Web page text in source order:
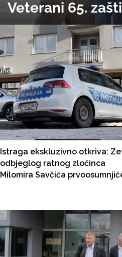
Veterani 65.
jedinice koja je
u Srebrenici, u
komandant
bjekstvu!
Istraga ekskluzivno otkriva:
odbjeglog ratnog zločinca
Milomira Savčića